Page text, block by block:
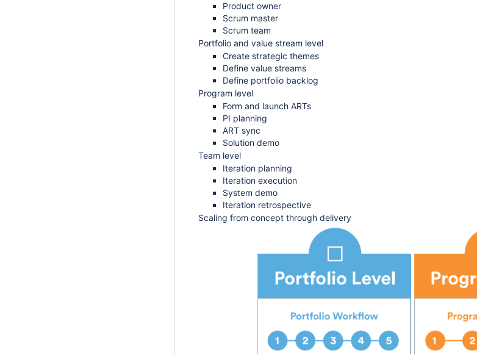
Product owner
Scrum master
Scrum team
Portfolio and value stream level
Create strategic themes
Define value streams
Define portfolio backlog
Program level
Form and launch ARTs
PI planning
ART sync
Solution demo
Team level
Iteration planning
Iteration execution
System demo
Iteration retrospective
Scaling from concept through delivery